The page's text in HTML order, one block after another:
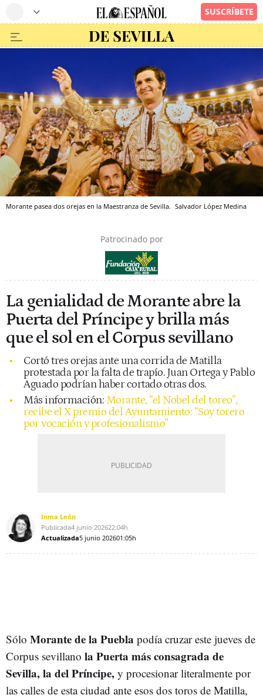
Morante pasea dos orejas en la Maestranza de Sevilla. Salvador López Medina
Patrocinado por
La genialidad de Morante abre la
Puerta del Príncipe y brilla más
que el sol en el Corpus sevillano
Cortó tres orejas ante una corrida de Matilla
protestada por la falta de trapío. Juan Ortega y Pablo
Aguado podrían haber cortado otras dos.
Más información: Morante, “el Nobel del toreo”,
recibe el X premio del Ayuntamiento: “Soy torero
por vocación y profesionalismo”
Inma León
Publicada4 junio 202622:04h
Actualizada5 junio 202601:05h
Sólo Morante de la Puebla podía cruzar este jueves de
Corpus sevillano la Puerta más consagrada de
Sevilla, la del Príncipe, y procesionar literalmente por
las calles de esta ciudad ante esos dos toros de Matilla,